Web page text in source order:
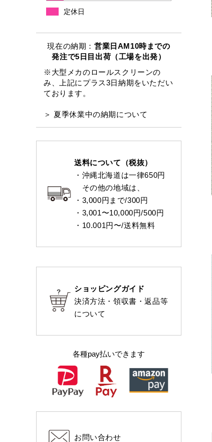
定休日
現在の納期： 営業日AM10時までの
発注で5日目出荷（工場を出発）
※大型メカのロールスクリーンの
み、上記にプラス3日納期をいただい
ております。
＞ 夏季休業中の納期について
送料について（税抜）
・沖縄北海道は一律650円
その他の地域は、
・3,000円まで/300円
・3,001〜10,000円/500円
・10.001円〜/送料無料
ショッピングガイド
決済方法・領収書・返品等
について
各種pay払いできます
お問い合わせ